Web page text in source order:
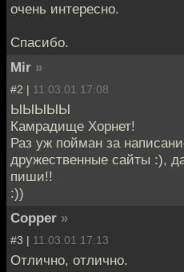
очень интересно.
Спасибо.
Mir »
#2 | 11.03.01 17:08
ЫЫЫЫЫ
Камрадище Хорнет!
Раз уж пойман за
дружественные сайты :),
пиши!!
:))
Copper »
#3 | 11.03.01 17:13
Отлично, отлично.